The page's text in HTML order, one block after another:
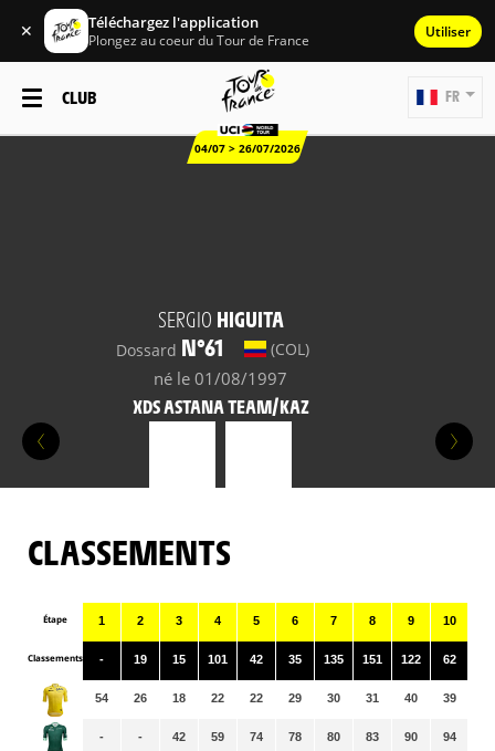
✕ Téléchargez l'application
Plongez au coeur du Tour de France Utiliser
CLUB
04/07 > 26/07/2026
FR
SERGIO HIGUITA
Dossard N°61 (COL)
né le 01/08/1997
XDS ASTANA TEAM/KAZ
CLASSEMENTS
Étape
Classements
1
-
54
-
2
19
26
-
3
15
18
42
4
101
22
59
5
42
22
74
6
35
29
78
7
135
30
80
8
151
31
83
9
122
40
90
10
62
39
94